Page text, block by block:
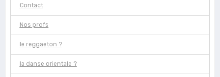
Contact
Nos profs
le reggaeton ?
la danse orientale ?